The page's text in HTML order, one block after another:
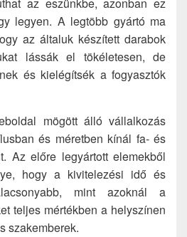
legyen. A legtöbb gyártó ma
az általuk készített darabok
lássák el tökéletesen, de
és kielégítsék a fogyasztók
mögött álló vállalkozás
és méretben kínál fa- és
Az előre legyártott elemekből
hogy a kivitelezési idő és
mint azoknál a
teljes mértékben a helyszínen
szakemberek.